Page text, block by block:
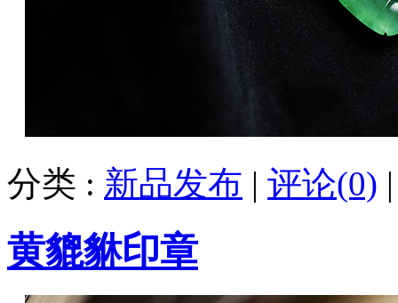
分类 : 新品发布 | 评论(0)
黄貔貅印章